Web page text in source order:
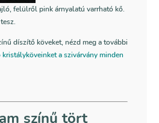
felülről pink árnyalatú varrható kő.
díszítő köveket, nézd meg a további
kristályköveinket a szivárvány minden
színű tört